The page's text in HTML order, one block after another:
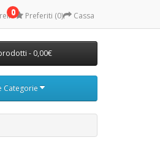
0 Preferiti (0) Cassa
- 0,00€
Categorie